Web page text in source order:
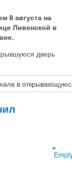
8 августа на
Ливенской в
дверь
в